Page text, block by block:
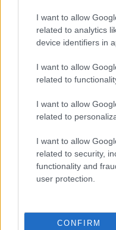
I want to allow
related to analytics
device identifiers in
I want to allow
related to
I want to allow
related to
I want to allow
related to security,
functionality and
user protection.
CONFIRM
βλάβη από αμέλεια
από αμέλεια, ενώ
διώκονται
Κρίσιμη η
Η επόμενη
αποφασίσει ποιοι
θα μπορούν τελικά
υποστηρικτές της
Η απόφαση αυτή